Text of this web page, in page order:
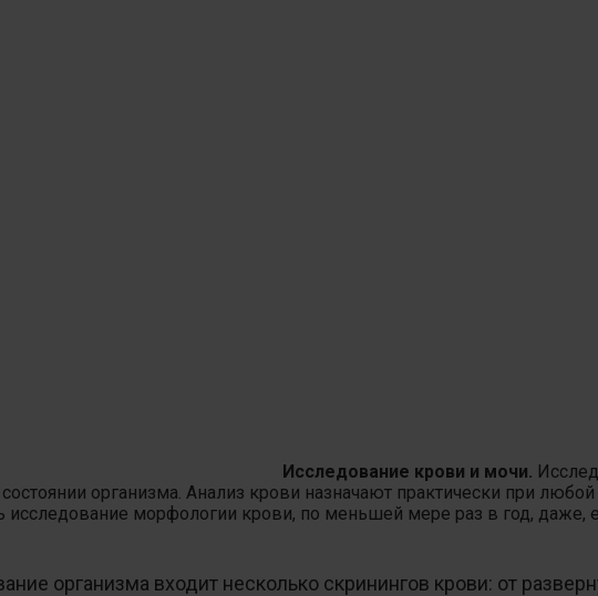
Исследование крови и мочи.
организма. Анализ крови назначают практически при
морфологии крови, по меньшей мере раз в год, даже,
организма входит несколько скринингов крови: от